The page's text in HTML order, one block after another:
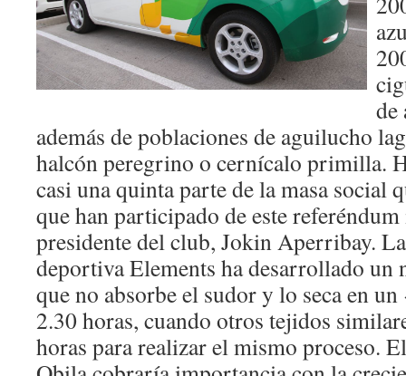
de
además de poblaciones de aguilucho
halcón peregrino o cernícalo primilla.
casi una quinta parte de la masa social
que han participado de este
presidente del club, Jokin Aperribay.
deportiva Elements ha desarrollado un
que no absorbe el sudor y lo seca en
2.30 horas, cuando otros tejidos
horas para realizar el mismo proceso.